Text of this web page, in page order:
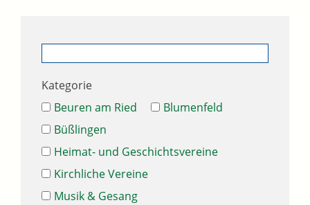
Kategorie
Beuren am Ried
Blumenfeld
Büßlingen
Heimat- und Geschichtsvereine
Kirchliche Vereine
Musik & Gesang